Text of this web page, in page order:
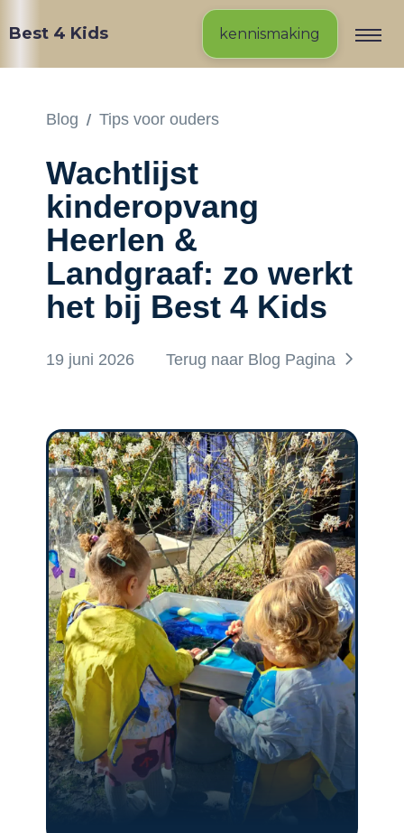
Best 4 Kids kennismaking
Blog / Tips voor ouders
Wachtlijst
kinderopvang
Heerlen &
Landgraaf: zo werkt
het bij Best 4 Kids
19 juni 2026 Terug naar Blog Pagina